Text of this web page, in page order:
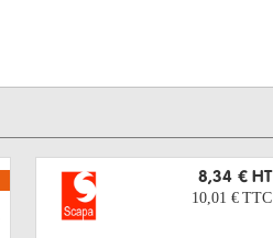
8,34 € HT
10,01 € TTC